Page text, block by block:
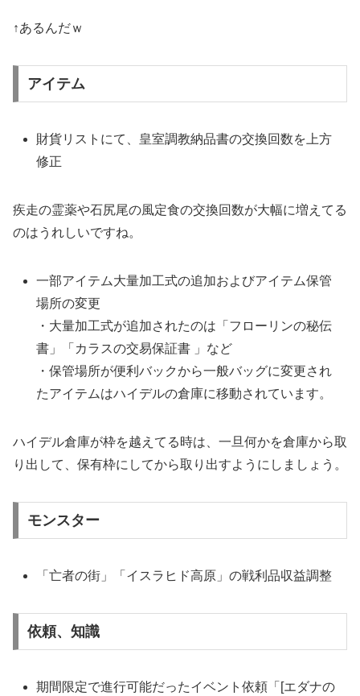
↑あるんだｗ
アイテム
財貨リストにて、皇室調教納品書の交換回数を上方
修正
疾走の霊薬や石尻尾の風定食の交換回数が大幅に増えてる
のはうれしいですね。
一部アイテム大量加工式の追加およびアイテム保管
場所の変更
・大量加工式が追加されたのは「フローリンの秘伝
書」「カラスの交易保証書 」など
・保管場所が便利バックから一般バッグに変更され
たアイテムはハイデルの倉庫に移動されています。
ハイデル倉庫が枠を越えてる時は、一旦何かを倉庫から取
り出して、保有枠にしてから取り出すようにしましょう。
モンスター
「亡者の街」「イスラヒド高原」の戦利品収益調整
依頼、知識
期間限定で進行可能だったイベント依頼「[エダナの